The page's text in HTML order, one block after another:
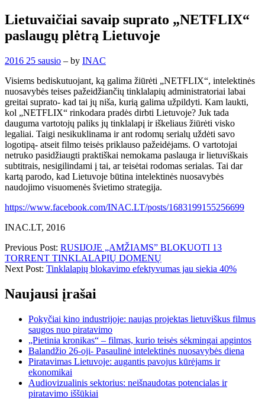
Lietuvaičiai savaip suprato „NETFLIX“
paslaugų plėtrą Lietuvoje
2016 25 sausio – by INAC
Visiems bediskutuojant, ką galima žiūrėti „NETFLIX“, intelektinės
nuosavybės teises pažeidžiančių tinklalapių administratoriai labai
greitai suprato- kad tai jų niša, kurią galima užpildyti. Kam laukti,
kol „NETFLIX“ rinkodara pradės dirbti Lietuvoje? Juk tada
dauguma vartotojų paliks jų tinklalapį ir iškeliaus žiūrėti visko
legaliai. Taigi nesikuklinama ir ant rodomų serialų uždėti savo
logotipą- atseit filmo teisės priklauso pažeidėjams. O vartotojai
netruko pasidžiaugti praktiškai nemokama paslauga ir lietuviškais
subtitrais, nesigilindami į tai, ar teisėtai rodomas serialas. Tai dar
kartą parodo, kad Lietuvoje būtina intelektinės nuosavybės
naudojimo visuomenės švietimo strategija.
https://www.facebook.com/INAC.LT/posts/1683199155256699
INAC.LT, 2016
Previous Post: RUSIJOJE „AMŽIAMS” BLOKUOTI 13
TORRENT TINKLALAPIŲ DOMENŲ
Next Post: Tinklalapių blokavimo efektyvumas jau siekia 40%
Naujausi įrašai
Pokyčiai kino industrijoje: naujas projektas lietuviškus filmus
saugos nuo piratavimo
„Pietinia kronikas“ – filmas, kurio teisės sėkmingai apgintos
Balandžio 26-oji- Pasaulinė intelektinės nuosavybės diena
Piratavimas Lietuvoje: augantis pavojus kūrėjams ir
ekonomikai
Audiovizualinis sektorius: neišnaudotas potencialas ir
piratavimo iššūkiai